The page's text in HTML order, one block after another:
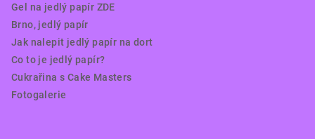
Gel na jedlý papír ZDE
Brno, jedlý papír
Jak nalepit jedlý papír na dort
Co to je jedlý papír?
Cukrařina s Cake Masters
Fotogalerie